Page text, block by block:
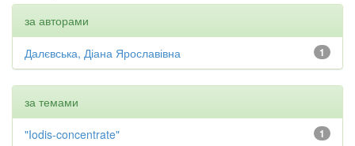
за авторами
1
Далєвська, Діана Ярославівна
за темами
1
"Iodis-concentrate"